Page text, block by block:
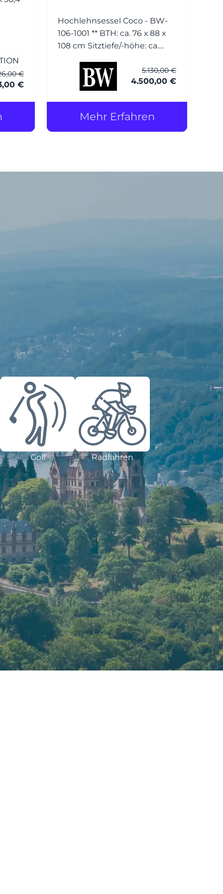
€
€
Hochlehnsessel Coco - BW-
106-1001 ** BTH: ca. 76 x 88 x
108 cm Sitztiefe/-höhe: ca.
Normandie grau mit Keder
Füsse: Esche wengefarbig
cm Bezug: Leder (1)
5.130,00 €
4.500,00 €
Mehr Erfahren
Golf Radfahren